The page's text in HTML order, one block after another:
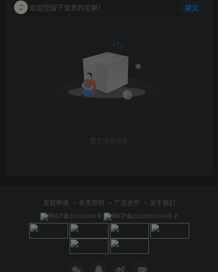
欢迎您留下宝贵的见解！ 提交
暂无评论内容
友链申请 免责声明 广告合作 关于我们
萌ICP备20232400号 皖ICP备2022000334号-2